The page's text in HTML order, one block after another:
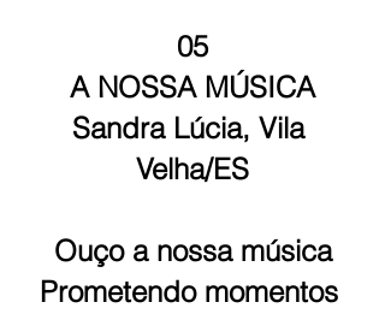
05
A NOSSA MÚSICA
Sandra Lúcia, Vila
Velha/ES
Ouço a nossa música
Prometendo momentos